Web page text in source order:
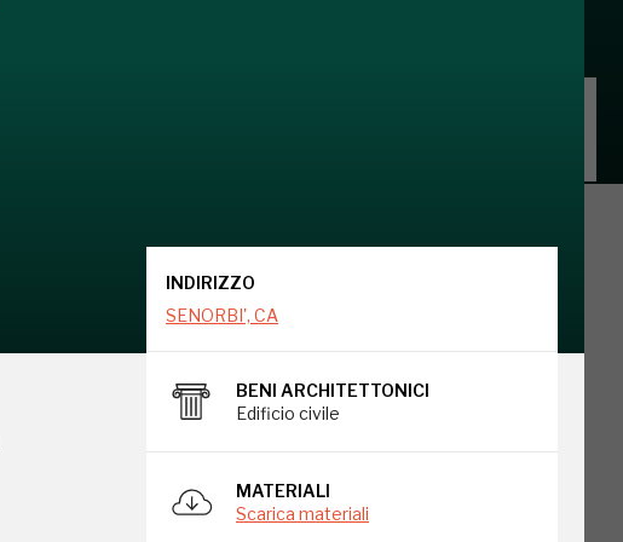
INDIRIZZO
SENORBI', CA
BENI ARCHITETTONICI
Edificio civile
MATERIALI
Scarica materiali